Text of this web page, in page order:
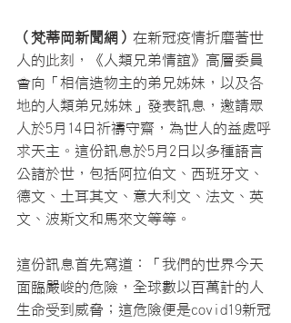
（梵蒂岡新聞網） 在新冠疫情折磨著世
人的此刻，《人類兄弟情誼》高層委員
會向「相信造物主的弟兄姊妹，以及各
地的人類弟兄姊妹」發表訊息，邀請眾
人於5月14日祈禱守齋，為世人的益處呼
求天主。這份訊息於5月2日以多種語言
公諸於世，包括阿拉伯文、西班牙文、
德文、土耳其文、意大利文、法文、英
文、波斯文和馬來文等等。
這份訊息首先寫道：「我們的世界今天
面臨嚴峻的危險，全球數以百萬計的人
生命受到威脅；這危險便是covid19新冠